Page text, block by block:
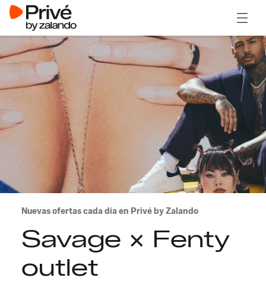
Nuevas ofertas cada día en Privé by Zalando
Savage X Fenty
outlet